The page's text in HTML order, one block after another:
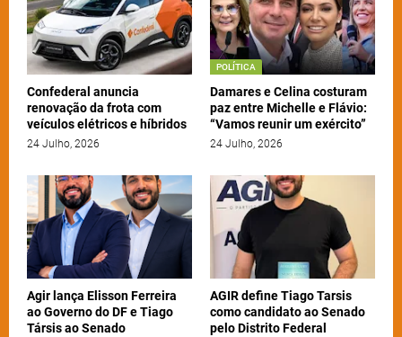
Confederal anuncia
renovação da frota com
veículos elétricos e híbridos
24 Julho, 2026
POLÍTICA
Damares e Celina costuram
paz entre Michelle e Flávio:
“Vamos reunir um exército”
24 Julho, 2026
Agir lança Elisson Ferreira
ao Governo do DF e Tiago
Társis ao Senado
AGIR define Tiago Tarsis
como candidato ao Senado
pelo Distrito Federal